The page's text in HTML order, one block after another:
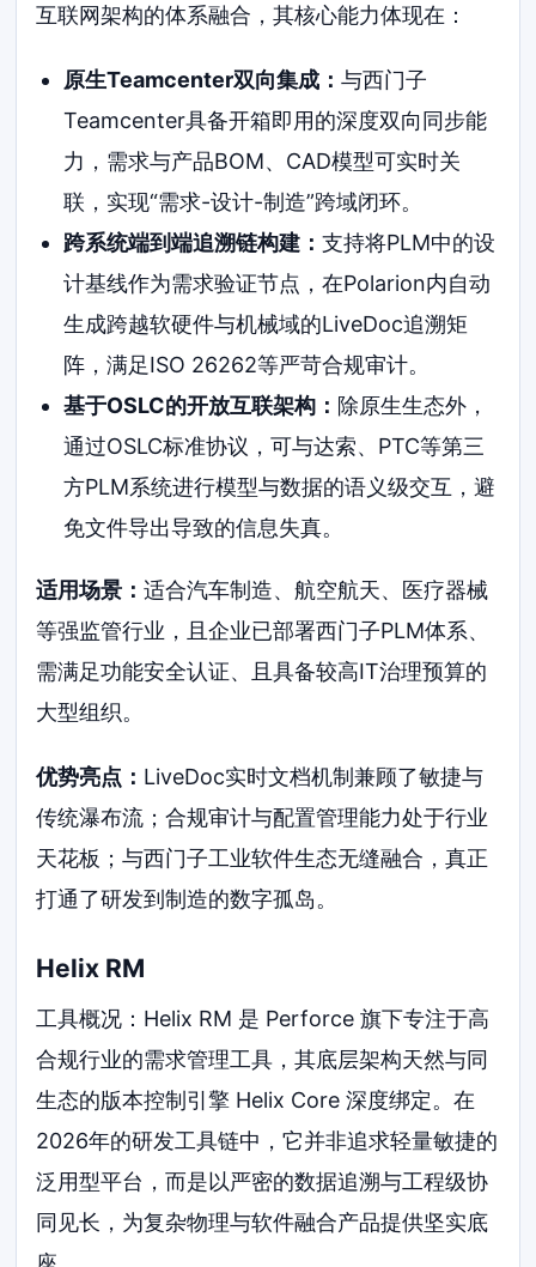
互联网架构的体系融合，其核心能力体现在：
原生Teamcenter双向集成： 与西门子
Teamcenter具备开箱即用的深度双向同步能
力，需求与产品BOM、CAD模型可实时关
联，实现“需求-设计-制造”跨域闭环。
跨系统端到端追溯链构建： 支持将PLM中的设
计基线作为需求验证节点，在Polarion内自动
生成跨越软硬件与机械域的LiveDoc追溯矩
阵，满足ISO 26262等严苛合规审计。
基于OSLC的开放互联架构： 除原生生态外，
通过OSLC标准协议，可与达索、PTC等第三
方PLM系统进行模型与数据的语义级交互，避
免文件导出导致的信息失真。
适用场景：适合汽车制造、航空航天、医疗器械
等强监管行业，且企业已部署西门子PLM体系、
需满足功能安全认证、且具备较高IT治理预算的
大型组织。
优势亮点： LiveDoc实时文档机制兼顾了敏捷与
传统瀑布流；合规审计与配置管理能力处于行业
天花板；与西门子工业软件生态无缝融合，真正
打通了研发到制造的数字孤岛。
Helix RM
工具概况：Helix RM 是 Perforce 旗下专注于高
合规行业的需求管理工具，其底层架构天然与同
生态的版本控制引擎 Helix Core 深度绑定。在
2026年的研发工具链中，它并非追求轻量敏捷的
泛用型平台，而是以严密的数据追溯与工程级协
同见长，为复杂物理与软件融合产品提供坚实底